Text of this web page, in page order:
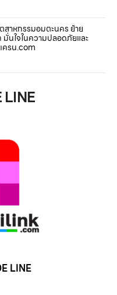
าหกรรมอมตะนคร ย้าย
นใจในความปลอดภัยและ
ครน.com
LINE
LINE